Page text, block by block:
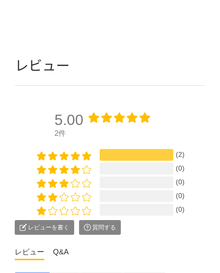
レビュー
5.00
2件
(2)
(0)
(0)
(0)
(0)
レビューを書く 質問する
レビュー Q&A